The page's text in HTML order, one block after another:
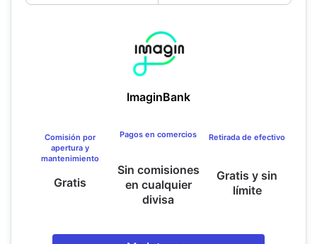
ImaginBank
Comisión por
apertura y
mantenimiento
Gratis
Pagos en comercios
Sin comisiones
en cualquier
divisa
Retirada de efectivo
Gratis y sin
límite